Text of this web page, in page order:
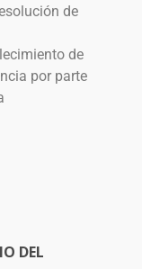
de
de
por parte
DEL